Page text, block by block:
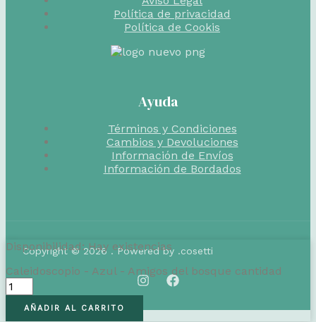
Política de privacidad
Política de Cookis
Ayuda
Términos y Condiciones
Cambios y Devoluciones
Información de Envíos
Información de Bordados
Copyright © 2026 . Powered by .cosetti
Disponibilidad: Hay existencias
Caleidoscopio - Azul - Amigos del bosque cantidad
AÑADIR AL CARRITO